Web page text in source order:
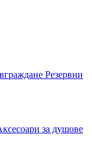
Резервни
за душове